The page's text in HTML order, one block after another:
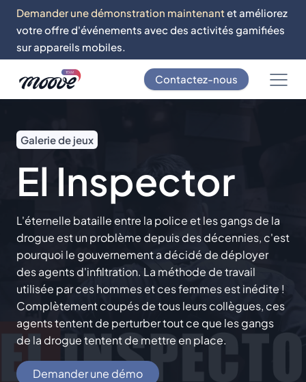
Demander une démonstration maintenant et améliorez
votre offre d'événements avec des activités gamifiées
sur appareils mobiles.
Contactez-nous
Galerie de jeux
El Inspector
L'éternelle bataille entre la police et les gangs de la
drogue est un problème depuis des décennies, c'est
pourquoi le gouvernement a décidé de déployer
des agents d'infiltration. La méthode de travail
utilisée par ces hommes et ces femmes est inédite !
Complètement coupés de tous leurs collègues, ces
agents tentent de perturber tout ce que les gangs
de la drogue tentent de mettre en place.
Demander une démo